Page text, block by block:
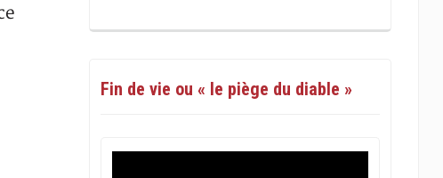
Fin de vie ou « le piège du diable »